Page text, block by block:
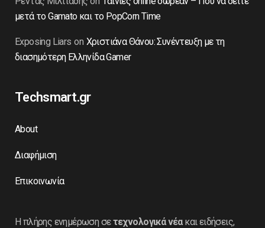
μετά το Gamato και το PopCorn Time
Exposing Liars on Χριστιάνα Θάνου: Συνέντευξη με τη
διασημότερη Ελληνίδα Gamer
Techsmart.gr
About
Διαφήμιση
Επικοινωνία
Η πλήρης ενημέρωση σετεχνολογικά νέακαι ειδήσεις,